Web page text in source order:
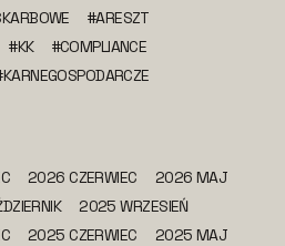
#ARESZT
#KK
#COMPLIANCE
2026 CZERWIEC
2026 MAJ
2025 WRZESIEŃ
2025 CZERWIEC
2025 MAJ